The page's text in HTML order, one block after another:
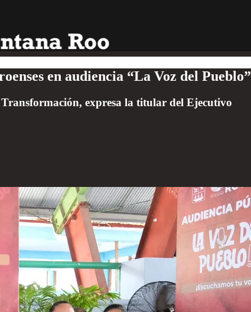
en audiencia “La Voz del Pueblo”
expresa la titular del Ejecutivo